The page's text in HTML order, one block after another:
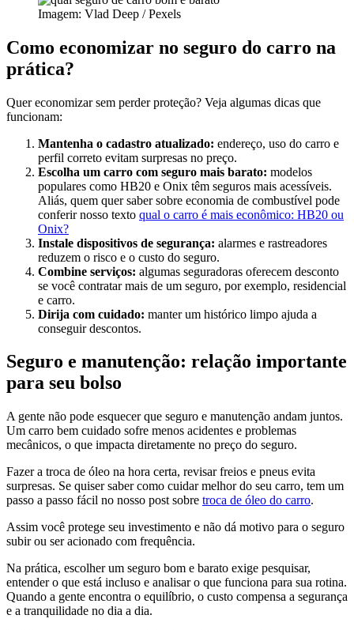
Imagem: Vlad Deep / Pexels
Como economizar no seguro do carro na
prática?
Quer economizar sem perder proteção? Veja algumas dicas que
funcionam:
Mantenha o cadastro atualizado: endereço, uso do carro e
perfil correto evitam surpresas no preço.
Escolha um carro com seguro mais barato: modelos
populares como HB20 e Onix têm seguros mais acessíveis.
Aliás, quem quer saber sobre economia de combustível pode
conferir nosso texto qual o carro é mais econômico: HB20 ou
Onix?
Instale dispositivos de segurança: alarmes e rastreadores
reduzem o risco e o custo do seguro.
Combine serviços: algumas seguradoras oferecem desconto
se você contratar mais de um seguro, por exemplo, residencial
e carro.
Dirija com cuidado: manter um histórico limpo ajuda a
conseguir descontos.
Seguro e manutenção: relação importante
para seu bolso
A gente não pode esquecer que seguro e manutenção andam juntos.
Um carro bem cuidado sofre menos acidentes e problemas
mecânicos, o que impacta diretamente no preço do seguro.
Fazer a troca de óleo na hora certa, revisar freios e pneus evita
surpresas. Se quiser saber como cuidar melhor do seu carro, tem um
passo a passo fácil no nosso post sobre troca de óleo do carro.
Assim você protege seu investimento e não dá motivo para o seguro
subir ou ser acionado com frequência.
Na prática, escolher um seguro bom e barato exige pesquisar,
entender o que está incluso e analisar o que funciona para sua rotina.
Quando a gente encontra o equilíbrio, o custo compensa a segurança
e a tranquilidade no dia a dia.